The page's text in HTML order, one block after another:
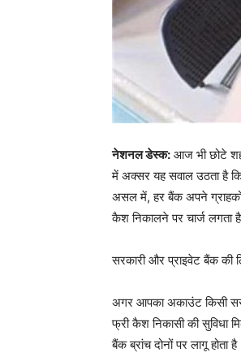
नेशनल डेस्क: आज भी छोटे
में अक्सर यह सवाल उठता है
असल में, हर बैंक अपने
कैश निकालने पर चार्ज लगता
सरकारी और प्राइवेट बैंक की
अगर आपका अकाउंट किसी
फ्री कैश निकासी की
बैंक ब्रांच दोनों पर लागू